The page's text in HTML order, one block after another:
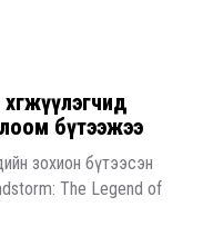
бүтээжээ
зохион бүтээсэн
The Legend of